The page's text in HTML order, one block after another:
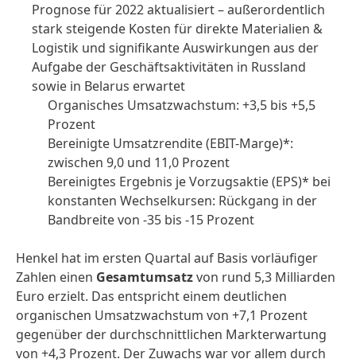
Prognose für 2022 aktualisiert – außerordentlich
stark steigende Kosten für direkte Materialien &
Logistik und signifikante Auswirkungen aus der
Aufgabe der Geschäftsaktivitäten in Russland
sowie in Belarus erwartet
Organisches Umsatzwachstum: +3,5 bis +5,5
Prozent
Bereinigte Umsatzrendite(EBIT-Marge)*:
zwischen 9,0 und 11,0 Prozent
Bereinigtes Ergebnis je Vorzugsaktie(EPS)* bei
konstanten Wechselkursen: Rückgang in der
Bandbreite von -35 bis -15 Prozent
Henkel hat im ersten Quartal auf Basis vorläufiger
Zahlen einen Gesamtumsatzvon rund 5,3 Milliarden
Euro erzielt. Das entspricht einem deutlichen
organischen Umsatzwachstum von +7,1 Prozent
gegenüber der durchschnittlichen Markterwartung
von +4,3 Prozent. Der Zuwachs war vor allem durch